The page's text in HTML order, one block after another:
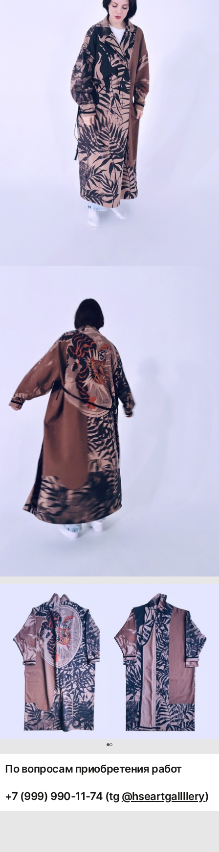
По вопросам приобретения работ
+7 (999) 990-11-74 (tg @hseartgallllery)